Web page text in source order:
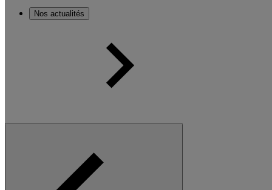
Nos actualités